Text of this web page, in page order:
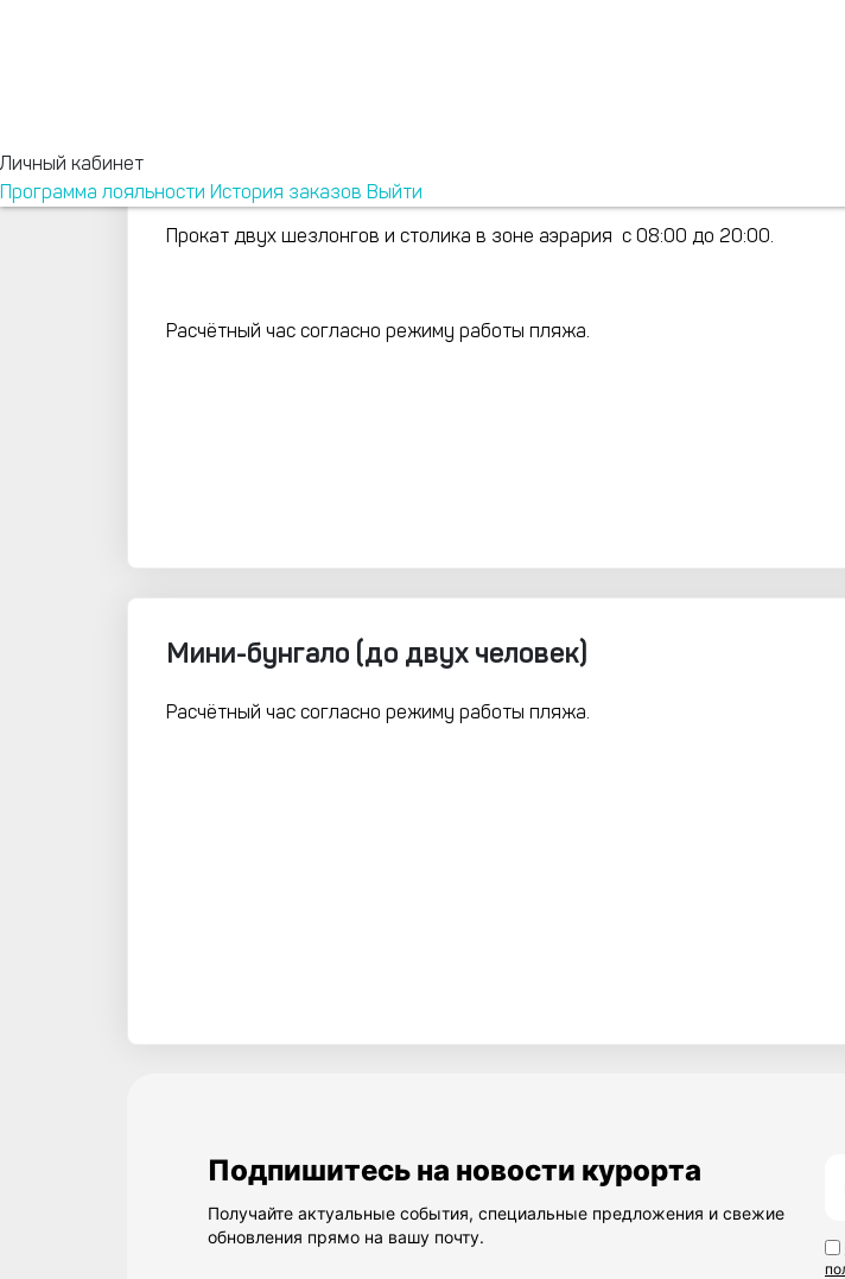
Личный кабинет
Программа лояльности История заказов Выйти
2 шезлонга
Прокат двух шезлонгов и столика в зоне аэрария с 08:00 до 20:00.
Расчётный час согласно режиму работы пляжа.
Мини-бунгало (до двух человек)
Расчётный час согласно режиму работы пляжа.
Подпишитесь на новости курорта
Получайте актуальные события, специальные предложения и свежие
обновления прямо на вашу почту.